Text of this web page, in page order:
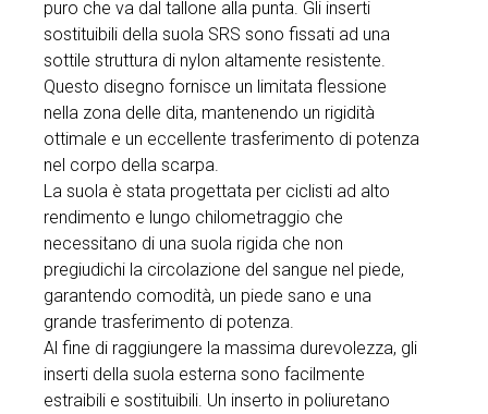
puro che va dal tallone alla punta. Gli inserti
sostituibili della suola SRS sono fissati ad una
sottile struttura di nylon altamente resistente.
Questo disegno fornisce un limitata flessione
nella zona delle dita, mantenendo un rigidità
ottimale e un eccellente trasferimento di potenza
nel corpo della scarpa.
La suola è stata progettata per ciclisti ad alto
rendimento e lungo chilometraggio che
necessitano di una suola rigida che non
pregiudichi la circolazione del sangue nel piede,
garantendo comodità, un piede sano e una
grande trasferimento di potenza.
Al fine di raggiungere la massima durevolezza, gli
inserti della suola esterna sono facilmente
estraibili e sostituibili. Un inserto in poliuretano